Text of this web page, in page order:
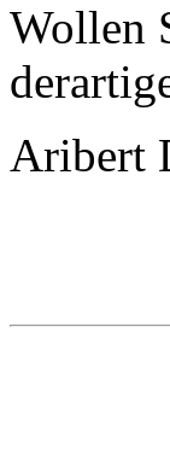
Wollen
Aribert